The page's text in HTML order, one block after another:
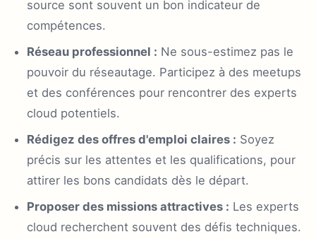
source sont souvent un bon indicateur de
compétences.
Réseau professionnel : Ne sous-estimez pas le
pouvoir du réseautage. Participez à des meetups
et des conférences pour rencontrer des experts
cloud potentiels.
Rédigez des offres d'emploi claires : Soyez
précis sur les attentes et les qualifications, pour
attirer les bons candidats dès le départ.
Proposer des missions attractives : Les experts
cloud recherchent souvent des défis techniques.